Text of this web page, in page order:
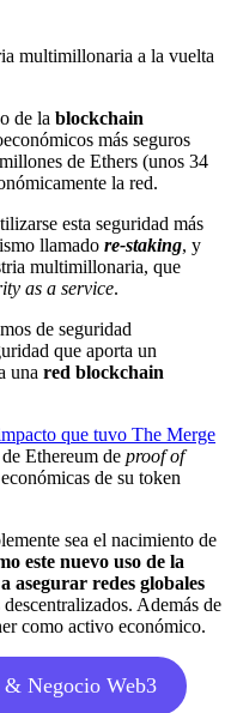
multimillonaria a la vuelta
de la blockchain
más seguros
de Ethers (unos 34
la red.
esta seguridad más
llamado re-staking, y
multimillonaria, que
as a service.
de seguridad
que aporta un
una red blockchain
que tuvo The Merge
Ethereum de proof of
de su token
sea el nacimiento de
este nuevo uso de la
asegurar redes globales
Además de
como activo económico.
Negocio Web3